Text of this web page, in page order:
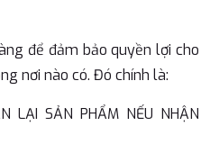
để đảm bảo quyền lợi cho
nơi nào có. Đó chính là:
LẠI SẢN PHẨM NẾU NHẬN